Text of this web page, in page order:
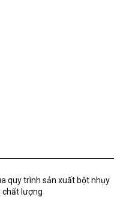
quy trình sản xuất bột nhụy
chất lượng